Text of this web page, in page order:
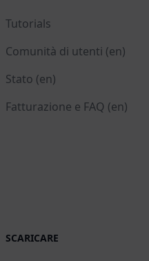
Tutorials
Comunità di utenti (en)
Stato (en)
Fatturazione e FAQ (en)
SCARICARE